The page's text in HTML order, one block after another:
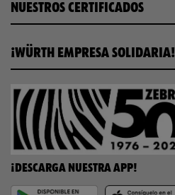
NUESTROS CERTIFICADOS
¡WÜRTH EMPRESA SOLIDARIA!
¡DESCARGA NUESTRA APP!